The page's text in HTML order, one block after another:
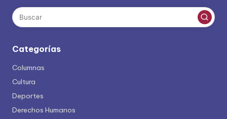
Categorías
Columnas
Cultura
Deportes
Derechos Humanos